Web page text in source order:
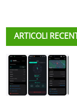
ARTICOLI